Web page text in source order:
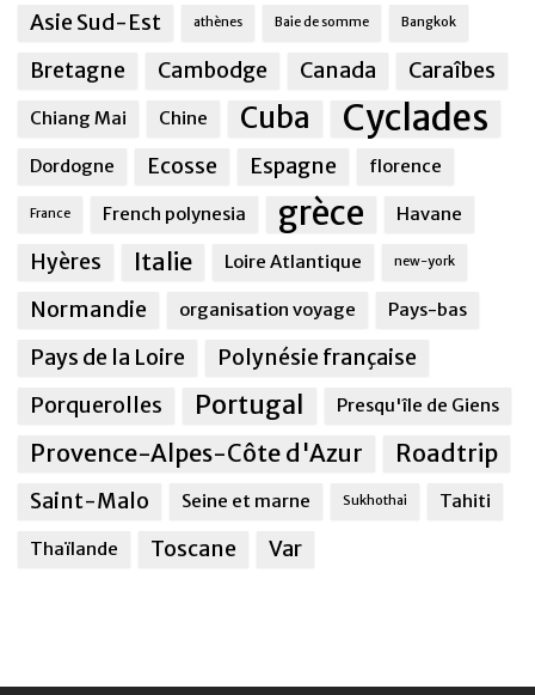
Asie Sud-Est
athènes Baie de somme Bangkok
Bretagne Cambodge Canada Caraîbes
Chiang Mai Chine Cuba Cyclades
Dordogne Ecosse Espagne florence
France French polynesia grèce Havane
Hyères Italie Loire Atlantique new-york
Normandie organisation voyage Pays-bas
Pays de la Loire
Polynésie française
Porquerolles
Portugal Presqu'île de Giens
Provence-Alpes-Côte d'Azur Roadtrip
Saint-Malo Seine et marne Sukhothai Tahiti
Thaïlande Toscane Var